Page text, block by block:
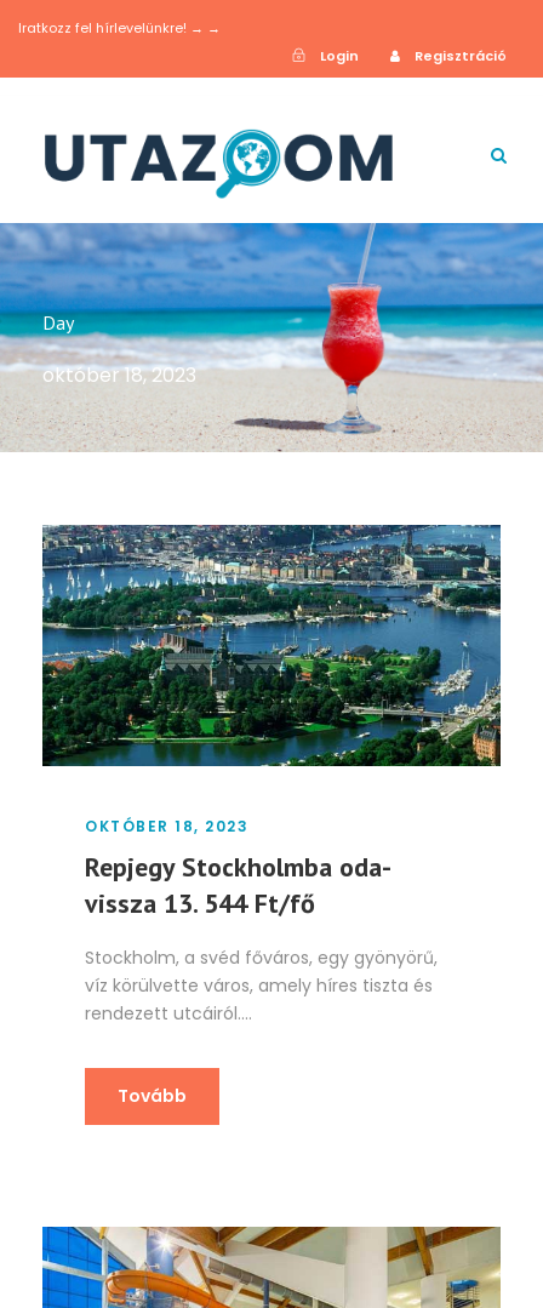
Iratkozz fel hírlevelünkre! → →
Login
Regisztráció
Day
október 18, 2023
OKTÓBER 18, 2023
Repjegy Stockholmba oda-
vissza 13. 544 Ft/fő
Stockholm, a svéd főváros, egy gyönyörű,
víz körülvette város, amely híres tiszta és
rendezett utcáiról....
Tovább